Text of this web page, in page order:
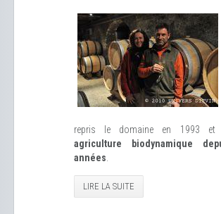
repris le domaine en 1993 et
agriculture biodynamique
années
LIRE LA SUITE